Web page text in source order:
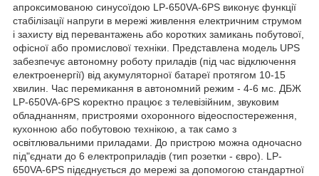
апроксимованою синусоїдою LP-650VA-6РS виконує функції
стабілізації напруги в мережі живлення електричним струмом
і захисту від перевантажень або коротких замикань побутової,
офісної або промислової техніки. Представлена модель UPS
забезпечує автономну роботу приладів (під час відключення
електроенергії) від акумуляторної батареї протягом 10-15
хвилин. Час перемикання в автономний режим - 4-6 мс. ДБЖ
LP-650VA-6РS коректно працює з телевізійним, звуковим
обладнанням, пристроями охоронного відеоспостереження,
кухонною або побутовою технікою, а так само з
освітлювальними приладами. До пристрою можна одночасно
під"єднати до 6 електроприладів (тип розетки - євро). LP-
650VA-6РS підєднується до мережі за допомогою стандартної